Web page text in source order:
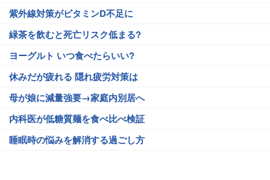
紫外線対策がビタミンD不足に
緑茶を飲むと死亡リスク低まる?
ヨーグルト いつ食べたらいい?
休みだが疲れる 隠れ疲労対策は
母が娘に減量強要→家庭内別居へ
内科医が低糖質麺を食べ比べ検証
睡眠時の悩みを解消する過ごし方